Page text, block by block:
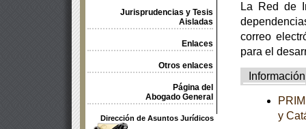
Jurisprudencias y Tesis
Aisladas
Enlaces
Otros enlaces
Página del
Abogado General
Dirección de Asuntos Jurídicos
La Red de
correo
para el
Información
y